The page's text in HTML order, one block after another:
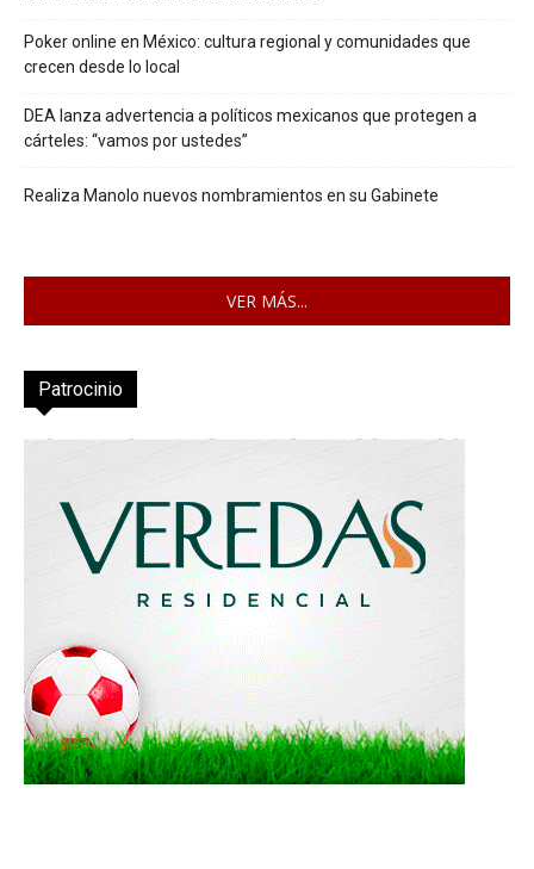
Poker online en México: cultura regional y comunidades que
crecen desde lo local
DEA lanza advertencia a políticos mexicanos que protegen a
cárteles: “vamos por ustedes”
Realiza Manolo nuevos nombramientos en su Gabinete
VER MÁS...
Patrocinio